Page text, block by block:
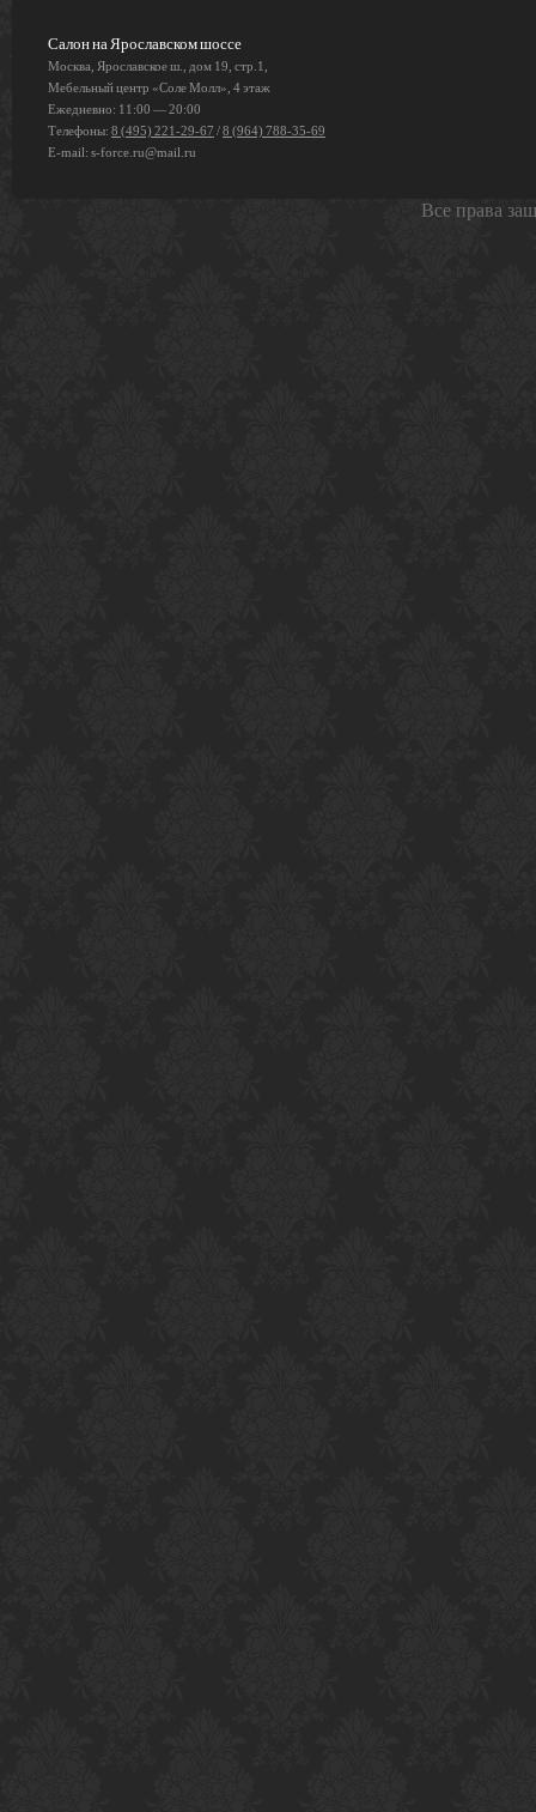
Салон на Ярославском шоссе
Москва, Ярославское ш., дом 19, стр.1,
Мебельный центр «Соле Молл», 4 этаж
Ежедневно: 11:00 — 20:00
Телефоны: 8 (495) 221-29-67 /8 (964) 788-35-69
E-mail: s-force.ru@mail.ru
Все права